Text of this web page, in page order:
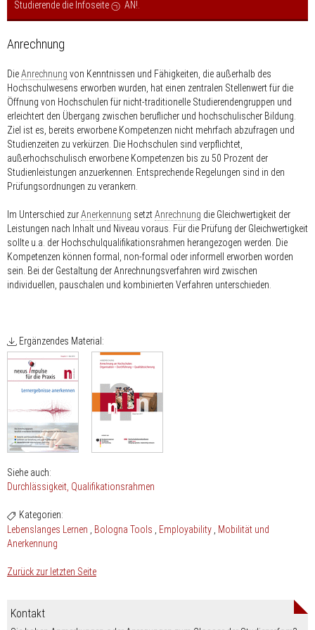
Studierende die Infoseite
AN!
Anrechnung
DieAnrechnung von Kenntnissen und Fähigkeiten, die außerhalb des
Hochschulwesens erworben wurden, hat einen zentralen Stellenwert für die
Öffnung von Hochschulen für nicht-traditionelle Studierendengruppen und
erleichtert den Übergang zwischen beruflicher und hochschulischer Bildung.
Ziel ist es, bereits erworbene Kompetenzen nicht mehrfach abzufragen und
Studienzeiten zu verkürzen. Die Hochschulen sind verpflichtet,
außerhochschulisch erworbene Kompetenzen bis zu 50 Prozent der
Studienleistungen anzuerkennen. Entsprechende Regelungen sind in den
Prüfungsordnungen zu verankern.
Im Unterschied zurAnerkennung setztAnrechnung die Gleichwertigkeit der
Leistungen nach Inhalt und Niveau voraus. Für die Prüfung der Gleichwertigkeit
sollte u.a. der Hochschulqualifikationsrahmen herangezogen werden. Die
Kompetenzen können formal, non-formal oder informell erworben worden
sein. Bei der Gestaltung der Anrechnungsverfahren wird zwischen
individuellen, pauschalen und kombinierten Verfahren unterschieden.
Ergänzendes Material:
Siehe auch:
Durchlässigkeit Qualifikationsrahmen
Kategorien:
Lebenslanges Lernen
Bologna Tools Employability
Mobilität und
Anerkennung
Zurück zur letzten Seite
Kontakt